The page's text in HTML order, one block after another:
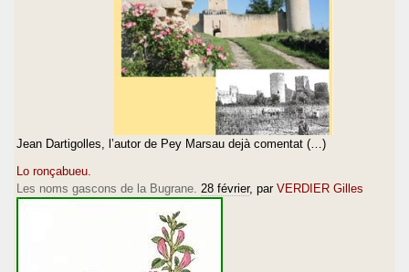
Jean Dartigolles, l’autor de Pey Marsau dejà comentat (…)
Lo ronçabueu.
Les noms gascons de la Bugrane. 28 février, par VERDIER Gilles